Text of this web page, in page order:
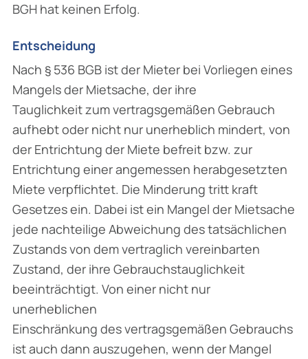
BGH hat keinen Erfolg.
Entscheidung
Nach § 536 BGB ist der Mieter bei Vorliegen eines
Mangels der Mietsache, der ihre
Tauglichkeit zum vertragsgemäßen Gebrauch
aufhebt oder nicht nur unerheblich mindert, von
der Entrichtung der Miete befreit bzw. zur
Entrichtung einer angemessen herabgesetzten
Miete verpflichtet. Die Minderung tritt kraft
Gesetzes ein. Dabei ist ein Mangel der Mietsache
jede nachteilige Abweichung des tatsächlichen
Zustands von dem vertraglich vereinbarten
Zustand, der ihre Gebrauchstauglichkeit
beeinträchtigt. Von einer nicht nur
unerheblichen
Einschränkung des vertragsgemäßen Gebrauchs
ist auch dann auszugehen, wenn der Mangel